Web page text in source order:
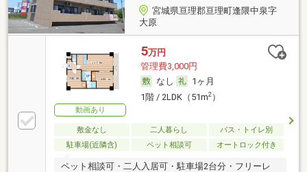
宮城県亘理郡亘理町逢隈中泉字
大原
動画あり
5万円
管理費3,000円
なし
1ヶ月
1階 / 2LDK（51m2）
敷金なし 二人暮らし
バス・トイレ別
駐車場(近隣含)
ペット相談可 オートロック付き
ペット相談可・二人入居可・駐車場2台分・フリーレ